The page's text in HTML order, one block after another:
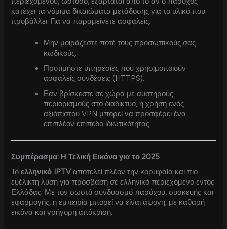
κατέχει τα νόμιμα δικαιώματα μετάδοσης για το υλικό που
προβάλλει. Για να παραμείνετε ασφαλείς:
Μην μοιράζεστε ποτέ τους προσωπικούς σας
κωδικούς.
Προτιμήστε υπηρεσίες που χρησιμοποιούν
ασφαλείς συνδέσεις (HTTPS).
Εάν βρίσκεστε σε χώρα με αυστηρούς
περιορισμούς στο διαδίκτυο, η χρήση ενός
αξιόπιστου VPN μπορεί να προσφέρει ένα
επιπλέον επίπεδο ιδιωτικότητας.
Συμπέρασμα: Η Τελική Εικόνα για το 2025
Τοελληνικό IPTVαποτελεί πλέον την κορυφαία και πιο
ευέλικτη λύση για πρόσβαση σε ελληνικό περιεχόμενο εντός
Ελλάδας. Με τον σωστό συνδυασμό παρόχου, συσκευής και
εφαρμογής, η εμπειρία μπορεί να είναι άψογη, με καθαρή
εικόνα και γρήγορη απόκριση.